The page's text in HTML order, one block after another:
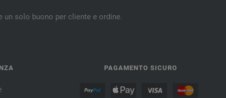
solo buono per cliente e ordine.
PAGAMENTO SICURO